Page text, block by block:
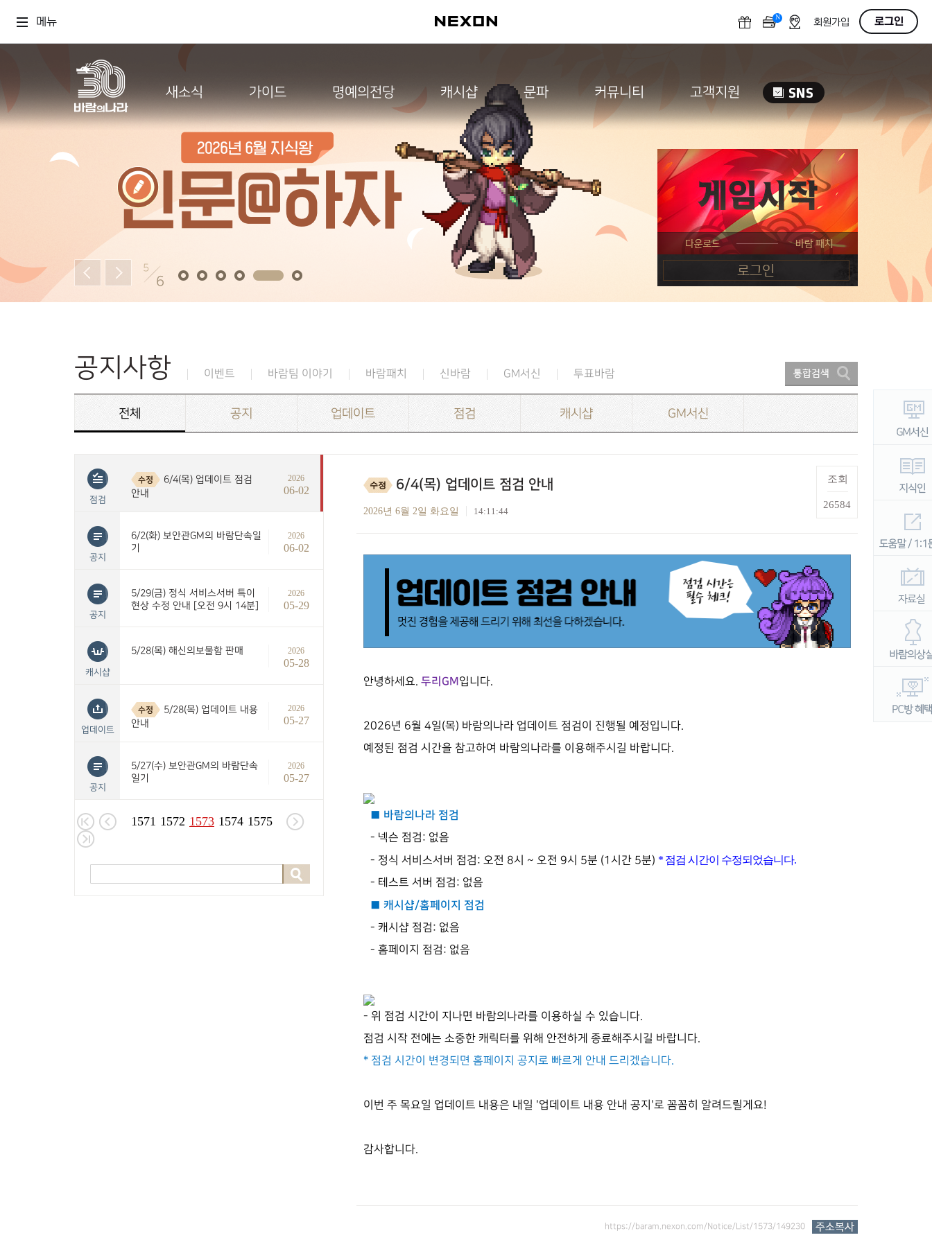
메뉴 N OFF회원가입 로그인
새소식 가이드 명예의전당 캐시샵 문파 커뮤니티 고객지원
5
6
공지사항 이벤트 바람팀 이야기 바람패치 신바람 GM서신 투표바람
전체 공지 업데이트 점검 캐시샵 GM서신
점검
수정
6/4(목) 업데이트 점검
안내
2026
06-02
공지
6/2(화) 보안관GM의 바람단속일
기
2026
06-02
공지
5/29(금) 정식 서비스서버 특이
현상 수정 안내 [오전 9시 14분]
2026
05-29
캐시샵
5/28(목) 해신의보물함 판매 2026
05-28
업데이트
수정
5/28(목) 업데이트 내용
안내
2026
05-27
공지
5/27(수) 보안관GM의 바람단속
일기
2026
05-27
1571 1572 1573 1574 1575
수정 6/4(목) 업데이트 점검 안내
2026년 6월 2일 화요일 14:11:44
조회
26584
안녕하세요. 두리GM입니다.
2026년 6월 4일(목) 바람의나라 업데이트 점검이 진행될 예정입니다.
예정된 점검 시간을 참고하여 바람의나라를 이용해주시길 바랍니다.
■ 바람의나라 점검
- 넥슨 점검: 없음
- 정식 서비스서버 점검: 오전 8시 ~ 오전 9시 5분 (1시간 5분) * 점검 시간이 수정되었습니다.
- 테스트 서버 점검: 없음
■ 캐시샵/홈페이지 점검
- 캐시샵 점검: 없음
- 홈페이지 점검: 없음
- 위 점검 시간이 지나면 바람의나라를 이용하실 수 있습니다.
점검 시작 전에는 소중한 캐릭터를 위해 안전하게 종료해주시길 바랍니다.
* 점검 시간이 변경되면 홈페이지 공지로 빠르게 안내 드리겠습니다.
이번 주 목요일 업데이트 내용은 내일 '업데이트 내용 안내 공지'로 꼼꼼히 알려드릴게요!
감사합니다.
https://baram.nexon.com/Notice/List/1573/149230